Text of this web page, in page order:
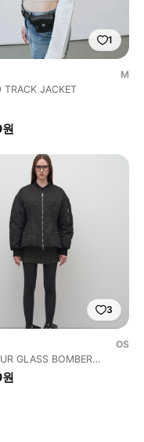
1
M
TRACK JACKET
3
OS
GLASS BOMBER